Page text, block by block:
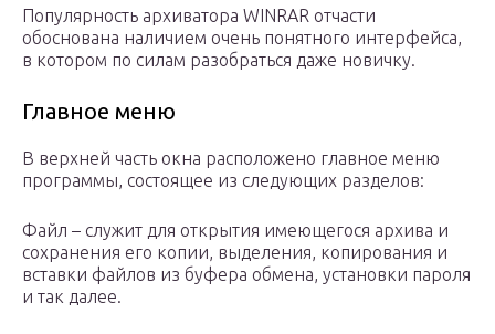
Популярность архиватора WINRAR отчасти
обоснована наличием очень понятного интерфейса,
в котором по силам разобраться даже новичку.
Главное меню
В верхней часть окна расположено главное меню
программы, состоящее из следующих разделов:
Файл – служит для открытия имеющегося архива и
сохранения его копии, выделения, копирования и
вставки файлов из буфера обмена, установки пароля
и так далее.